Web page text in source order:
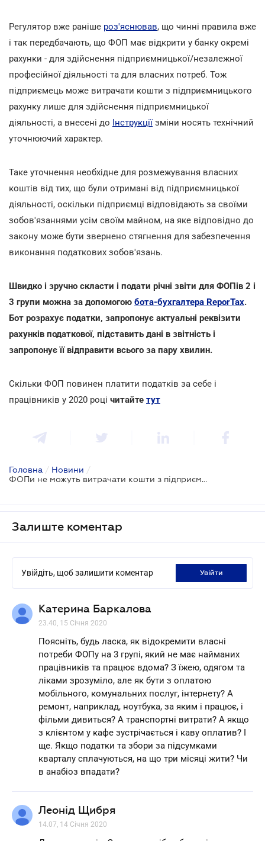
Регулятор вже раніше роз'яснював, що чинні правила вже
і так передбачають, що ФОП має відкрити у банку окремі
рахунки - для здійснення підприємницької/незалежної
професійної діяльності та для власних потреб. Тож
підприємець може витрачати кошти з підприємницького
рахунку лише для здійснення підприємницької
діяльності, а внесені до Інструкції зміни носять технічний
уточнюючий характер.
Таке уточнення необхідне для розмежування власних
коштів від тих, що були отримані від підприємницької
діяльності, оскільки підприємці відповідають за своїми
зобов'язаннями усім своїм майном, на яке відповідно до
закону може бути звернено стягнення для забезпечення
виконання податкових зобов'язань.
Швидко і зручно скласти і подати річні звіти для ФОПів 2 і
3 групи можна за допомогою бота-бухгалтера ReporTax.
Бот розрахує податки, запропонує актуальні реквізити
рахунків податкової, підставить дані в звітність і
запропонує її відправити всього за пару хвилин.
Скільки ФОП повинен платити податків за себе і
працівників у 2020 році читайте тут
Головна / Новини /
ФОПи не можуть витрачати кошти з підприємницьких рахунків для власних потреб
Залиште коментар
Увійдіть, щоб залишити коментар увійти
Катерина Баркалова
23.40, 15 Січня 2020
Поясніть, будь ласка, як відокремити власні
потреби ФОПу на 3 групі, який не має найманих
працівників та працює вдома? З їжею, одягом та
ліками зрозуміло, але як бути з оплатою
мобільного, комунальних послуг, інтернету? А
ремонт, наприклад, ноутбука, за яким і працює, і
фільми дивиться? А транспортні витрати? А якщо
з клієнтом у кафе зустрічається і каву оплатив? І
ще. Якщо податки та збори за підсумками
кварталу сплачуються, на що три місяці жити? Чи
в анабіоз впадати?
Леонід Щибря
14.07, 14 Січня 2020